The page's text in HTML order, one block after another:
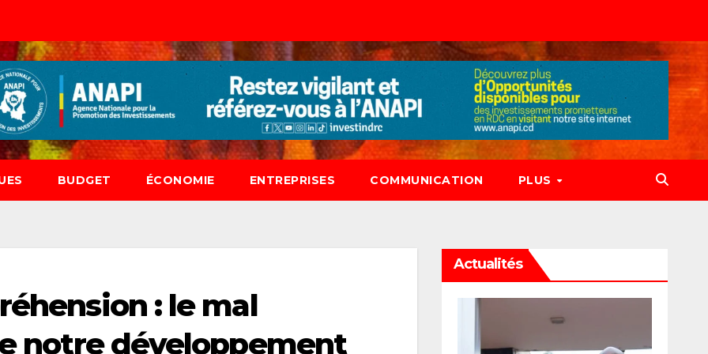
BUDGET ÉCONOMIE ENTREPRISES COMMUNICATION PLUS
: le mal
notre développement
Actualités